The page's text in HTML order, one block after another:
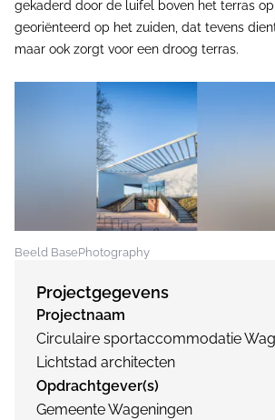
gekaderd door de luifel boven het terras
georiënteerd op het zuiden, dat tevens
maar ook zorgt voor een droog terras.
Beeld BasePhotography
Projectgegevens
Projectnaam
Circulaire sportaccommodatie
Lichtstad architecten
Opdrachtgever(s)
Gemeente Wageningen